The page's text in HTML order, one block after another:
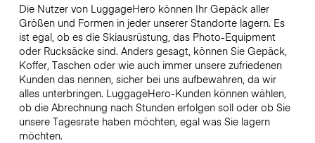
Die Nutzer von LuggageHero können Ihr Gepäck aller
Größen und Formen in jeder unserer Standorte lagern. Es
ist egal, ob es die Skiausrüstung, das Photo-Equipment
oder Rucksäcke sind. Anders gesagt, können Sie Gepäck,
Koffer, Taschen oder wie auch immer unsere zufriedenen
Kunden das nennen, sicher bei uns aufbewahren, da wir
alles unterbringen. LuggageHero-Kunden können wählen,
ob die Abrechnung nach Stunden erfolgen soll oder ob Sie
unsere Tagesrate haben möchten, egal was Sie lagern
möchten.